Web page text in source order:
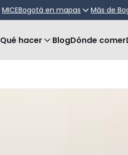
MICEBogotá en mapas Más de
Qué hacer BlogDónde comer